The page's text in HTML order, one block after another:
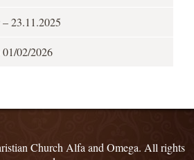
23.11.2025
01/02/2026
Church Alfa and Omega. All rights